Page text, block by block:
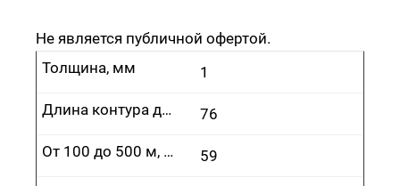
Не является публичной офертой.
1
Толщина, мм
76
Длина контура до 100 м, руб.
59
От 100 до 500 м, руб.